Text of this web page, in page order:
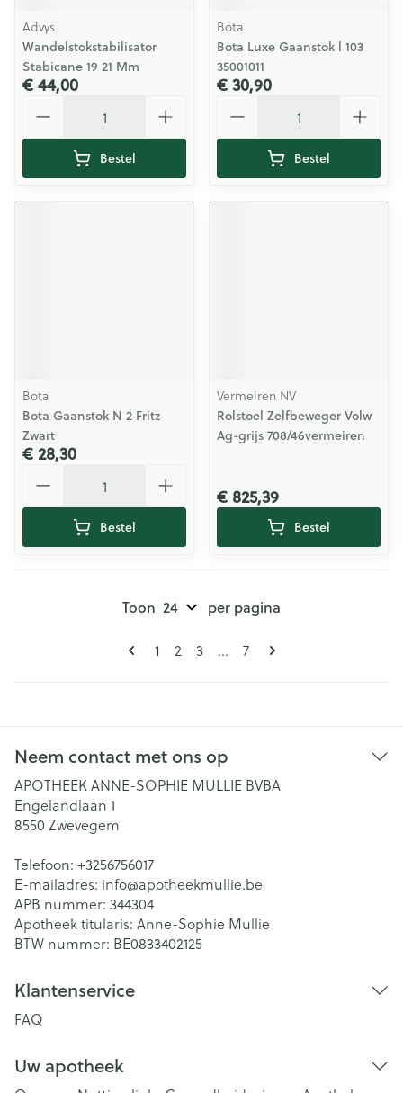
Advys
Wandelstokstabilisator
Stabicane 19 21 Mm
€ 44,00
Bestel
Bota
Bota Luxe Gaanstok l 103
35001011
€ 30,90
Bestel
Bota
Bota Gaanstok N 2 Fritz
Zwart
€ 28,30
Bestel
Vermeiren NV
Rolstoel Zelfbeweger Volw
Ag-grijs 708/46vermeiren
€ 825,39
Bestel
Pagina's
U lees momenteel pagina
1 Pagina
2 Pagina
3 ... Pagina
7
Toon per pagina
Neem contact met ons op
APOTHEEK ANNE-SOPHIE MULLIE BVBA
Engelandlaan 1
8550 Zwevegem
Telefoon: +3256756017
E-mailadres: info@apotheekmullie.be
APB nummer: 344304
Apotheek titularis: Anne-Sophie Mullie
BTW nummer: BE0833402125
Klantenservice
FAQ
Uw apotheek